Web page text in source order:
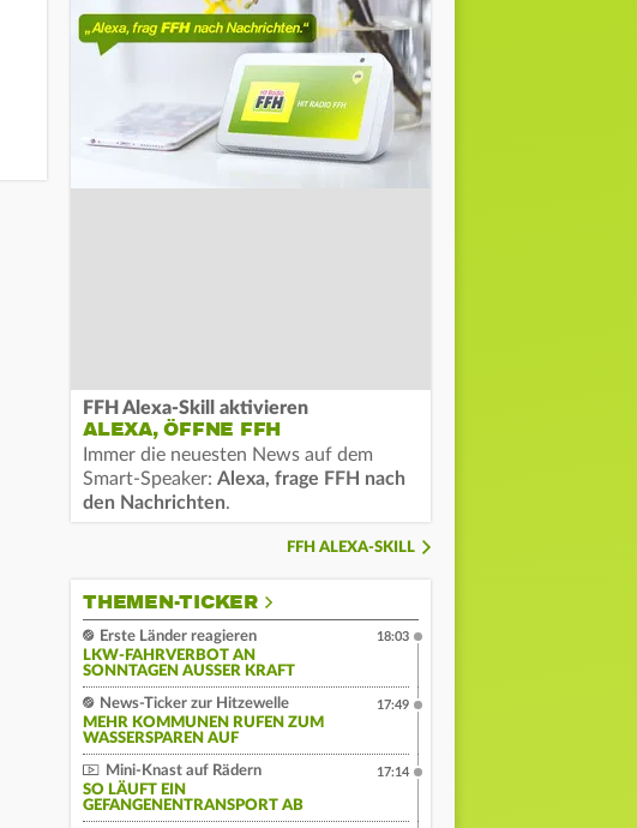
FFH Alexa-Skill aktivieren
ALEXA, ÖFFNE FFH
Immer die neuesten News auf dem
Smart-Speaker: Alexa, frage FFH nach
den Nachrichten.
FFH ALEXA-SKILL
THEMEN-TICKER
Erste Länder reagieren
LKW-FAHRVERBOT AN
SONNTAGEN AUSSER KRAFT
18:03
News-Ticker zur Hitzewelle
MEHR KOMMUNEN RUFEN ZUM
WASSERSPAREN AUF
17:49
Mini-Knast auf Rädern
SO LÄUFT EIN
GEFANGENENTRANSPORT AB
17:14